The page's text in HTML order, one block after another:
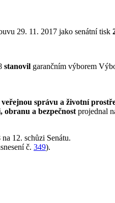
29. 11. 2017 jako senátní tisk
stanovil garančním výborem
správu a životní
a bezpečnost projednal
12. schůzi Senátu.
č. 349).